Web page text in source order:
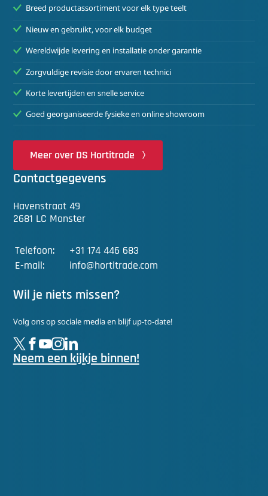
Breed productassortiment voor elk type teelt
Nieuw en gebruikt, voor elk budget
Wereldwijde levering en installatie onder garantie
Zorgvuldige revisie door ervaren technici
Korte levertijden en snelle service
Goed georganiseerde fysieke en online showroom
Meer over DS Hortitrade
Contactgegevens
Havenstraat 49
2681 LC Monster
Telefoon:
+31 174 446 683
E-mail:
info@hortitrade.com
Wil je niets missen?
Volg ons op sociale media en blijf up-to-date!
Neem een kijkje binnen!